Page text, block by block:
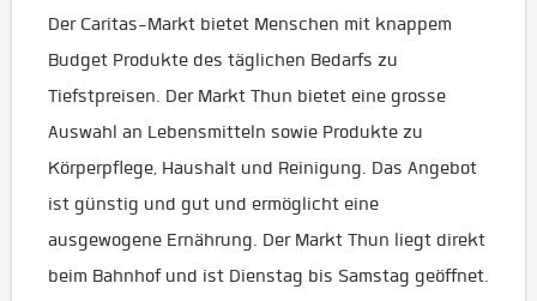
Der Caritas-Markt bietet Menschen mit knappem
Budget Produkte des täglichen Bedarfs zu
Tiefstpreisen. Der Markt Thun bietet eine grosse
Auswahl an Lebensmitteln sowie Produkte zu
Körperpflege, Haushalt und Reinigung. Das Angebot
ist günstig und gut und ermöglicht eine
ausgewogene Ernährung. Der Markt Thun liegt direkt
beim Bahnhof und ist Dienstag bis Samstag geöffnet.